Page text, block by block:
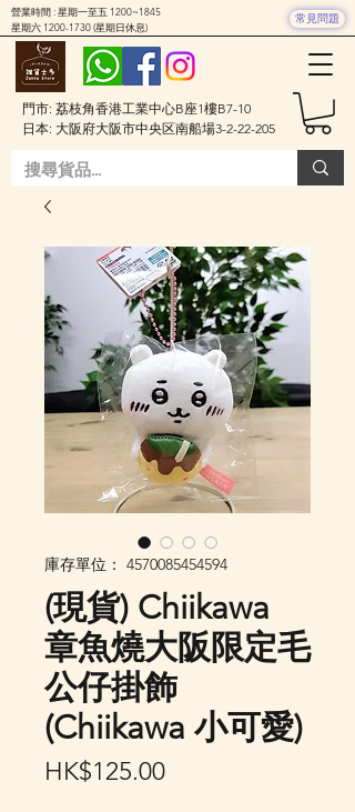
門市: 荔枝角香港工業中心B座1樓B7-10
日本: 大阪府大阪市中央区南船場3-2-22-205
營業時間 : 星期一至五 1200~1845
星期六 1200-1730(星期日休息)
常見問題
庫存單位： 4570085454594
(現貨) Chiikawa
章魚燒大阪限定毛
公仔掛飾
(Chiikawa 小可愛)
HK$125.00價